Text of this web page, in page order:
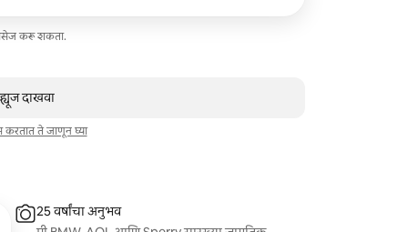
सेशन्स. खाजगी गॅलरीमध्ये 30 व्यावसायिकरित्या संपादित
मेसेज करू शकता.
दाखवा
करतात ते जाणून घ्या
25 वर्षांचा अनुभव